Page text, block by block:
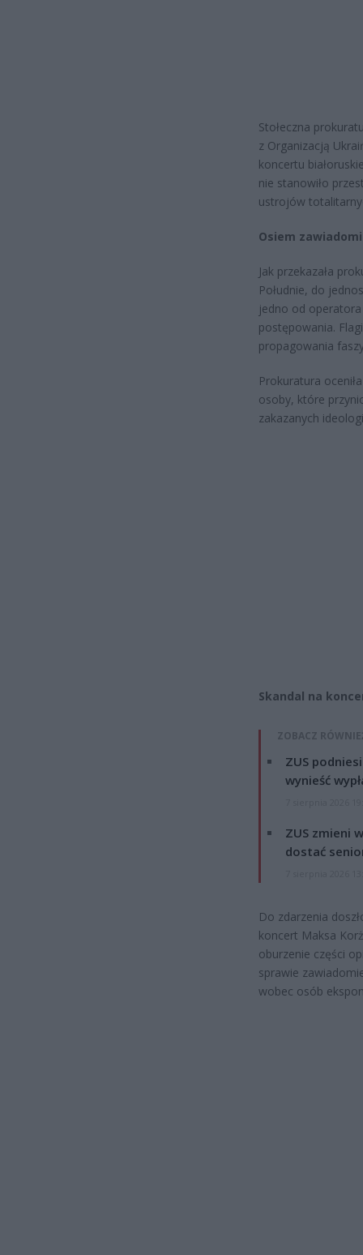
Stołeczna
z Organizacją
koncertu
nie stanowiło
ustrojów
Osiem
Jak przekazała
Południe, do
jedno od
postępowania.
propagowania
Prokuratura
osoby, które
zakazanych
Skandal na
ZOBACZ
ZUS
wynieść
ZUS zmieni
dostać
Do zdarzenia
koncert Maksa
oburzenie części
sprawie
wobec osób